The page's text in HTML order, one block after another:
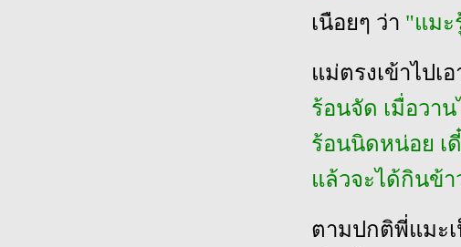
เนือยๆ ว่า "แมะ
แม่ตรงเข้าไปเ
ร้อนจัด เมื่อวา
ร้อนนิดหน่อย เ
แล้วจะได้กินข้า
ตามปกติพี่แมะเ